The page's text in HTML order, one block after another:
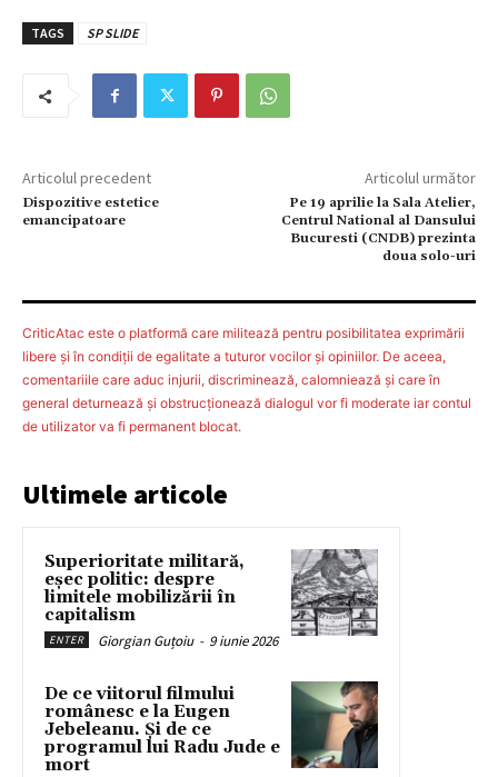
TAGS SP SLIDE
Articolul precedent
Dispozitive estetice
emancipatoare
Articolul următor
Pe 19 aprilie la Sala Atelier,
Centrul National al Dansului
Bucuresti (CNDB) prezinta
doua solo-uri
CriticAtac este o platformă care militează pentru posibilitatea exprimării
libere şi în condiţii de egalitate a tuturor vocilor şi opiniilor. De aceea,
comentariile care aduc injurii, discriminează, calomniează şi care în
general deturnează şi obstrucţionează dialogul vor fi moderate iar contul
de utilizator va fi permanent blocat.
Ultimele articole
Superioritate militară,
eșec politic: despre
limitele mobilizării în
capitalism
ENTER Giorgian Guțoiu - 9 iunie 2026
De ce viitorul filmului
românesc e la Eugen
Jebeleanu. Și de ce
programul lui Radu Jude e
mort